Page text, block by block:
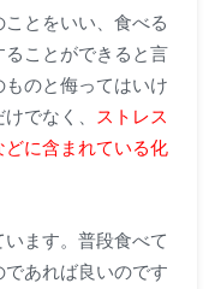
とをいい、食べる
ことができると言
のと侮ってはいけ
でなく、
ストレス
に含まれている化
ます。普段食べて
あれば良いのです